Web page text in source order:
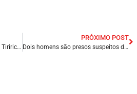
Ação de Roberto Carlos contra Tiririca é arquivada por Lewandowski.
PRÓXIMO POST
Dois homens são presos suspeitos de envolvimento na morte de fazendeiro, em Campina Grande/PB.